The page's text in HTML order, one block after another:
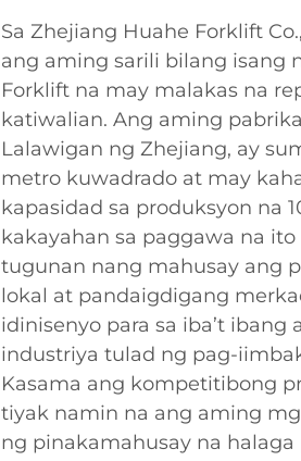
Sa Zhejiang Huahe Forklift
ang aming sarili bilang isang
Forklift na may malakas na
katiwalian. Ang aming
Lalawigan ng Zhejiang, ay
metro kuwadrado at may
kapasidad sa produksyon na
kakayahan sa paggawa na
tugunan nang mahusay ang
lokal at pandaigdigang
idinisenyo para sa iba’t ibang
industriya tulad ng pag-
Kasama ang kompetitibong
tiyak namin na ang aming
ng pinakamahusay na